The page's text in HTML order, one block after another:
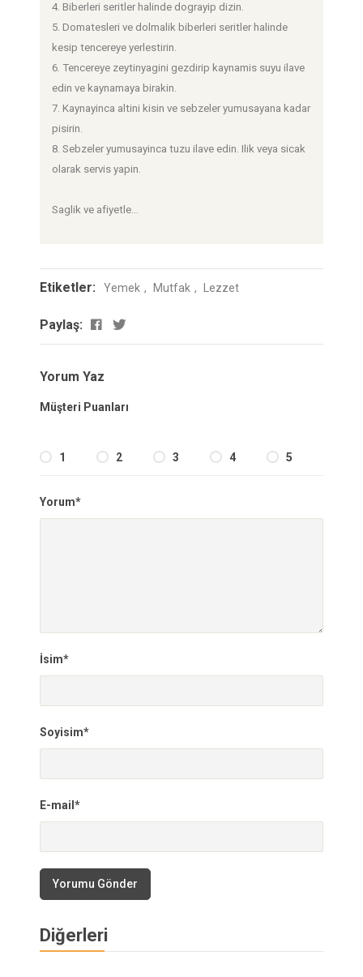
4. Biberleri seritler halinde dograyip dizin.
5. Domatesleri ve dolmalik biberleri seritler halinde
kesip tencereye yerlestirin.
6. Tencereye zeytinyagini gezdirip kaynamis suyu ilave
edin ve kaynamaya birakin.
7. Kaynayinca altini kisin ve sebzeler yumusayana kadar
pisirin.
8. Sebzeler yumusayinca tuzu ilave edin. Ilik veya sicak
olarak servis yapin.
Saglik ve afiyetle...
Etiketler: Yemek Mutfak Lezzet
Paylaş:
Yorum Yaz
Müşteri Puanları
1 2 3 4 5
Yorum*
İsim*
Soyisim*
E-mail*
Yorumu Gönder
Diğerleri